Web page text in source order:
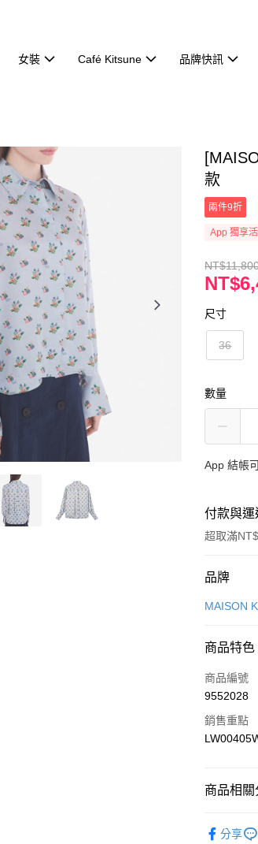
女裝 Café Kitsune 品牌快訊
款
兩件9折
App 獨享
尺寸
36
數量
App 結帳
付款與
超取滿
付款方式
信用卡一
運送方式
付款後全
付款後萊
品牌
MAISON
商品特色
商品編號
9552028
銷售重點
商品相關
分享